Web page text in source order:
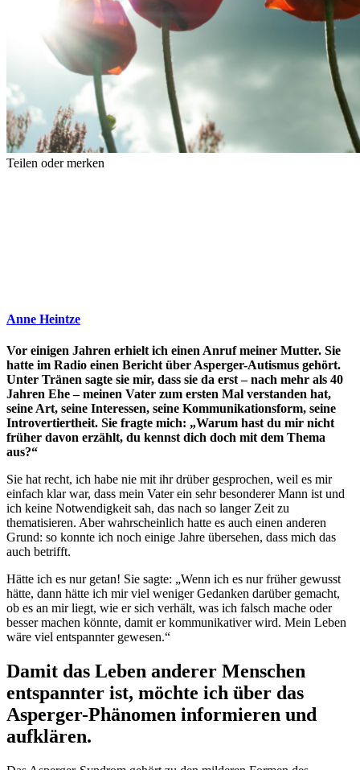
Teilen oder merken
Anne Heintze
Vor einigen Jahren erhielt ich einen Anruf meiner Mutter. Sie
hatte im Radio einen Bericht über Asperger-Autismus gehört.
Unter Tränen sagte sie mir, dass sie da erst – nach mehr als 40
Jahren Ehe – meinen Vater zum ersten Mal verstanden hat,
seine Art, seine Interessen, seine Kommunikationsform, seine
Introvertiertheit. Sie fragte mich: „Warum hast du mir nicht
früher davon erzählt, du kennst dich doch mit dem Thema
aus?“
Sie hat recht, ich habe nie mit ihr drüber gesprochen, weil es mir
einfach klar war, dass mein Vater ein sehr besonderer Mann ist und
ich keine Notwendigkeit sah, das nach so langer Zeit zu
thematisieren. Aber wahrscheinlich hatte es auch einen anderen
Grund: so konnte ich noch einige Jahre übersehen, dass mich das
auch betrifft.
Hätte ich es nur getan! Sie sagte: „Wenn ich es nur früher gewusst
hätte, dann hätte ich mir viel weniger Gedanken darüber gemacht,
ob es an mir liegt, wie er sich verhält, was ich falsch mache oder
besser machen könnte, damit er kommunikativer wird. Mein Leben
wäre viel entspannter gewesen.“
Damit das Leben anderer Menschen
entspannter ist, möchte ich über das
Asperger-Phänomen informieren und
aufklären.